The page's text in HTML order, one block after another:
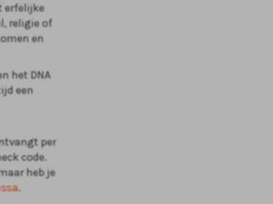
erfelijke
religie of
en
het DNA
een
per
code.
heb je
.